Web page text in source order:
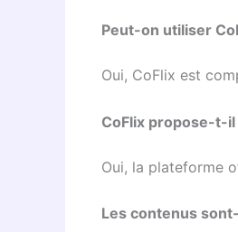
Peut-on utiliser
Oui, CoFlix est
CoFlix propose-t-
Oui, la plateforme
Les contenus